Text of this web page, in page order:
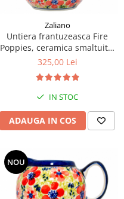
Zaliano
Untiera frantuzeasca Fire
Poppies, ceramica smaltuita,
pictata manual, 11,0x11,0 cm
325,00 Lei
IN STOC
ADAUGA IN COS
NOU